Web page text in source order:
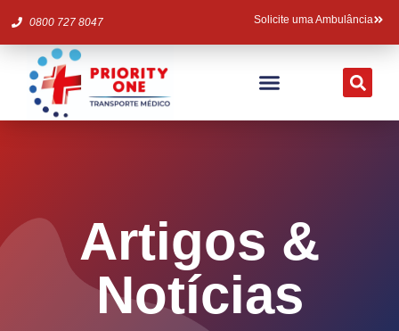
0800 727 8047 Solicite uma Ambulância
Artigos &
Notícias